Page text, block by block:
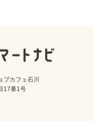
カフェ石川
17番1号